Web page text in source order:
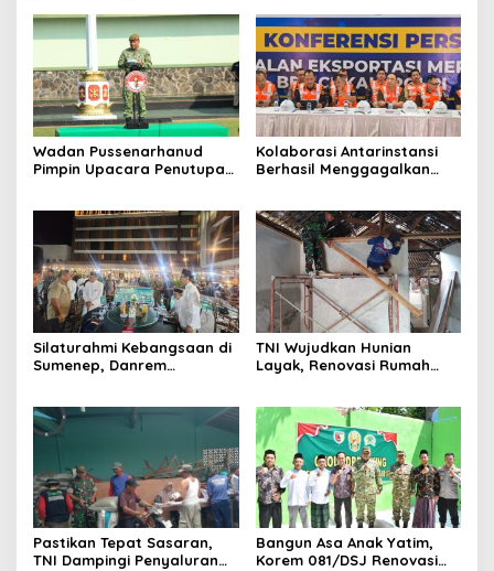
Wadan Pussenarhanud
Pimpin Upacara Penutupan
Pusdikarhanud
Kolaborasi Antarinstansi
Berhasil Menggagalkan
Silaturahmi Kebangsaan di
Sumenep, Danrem
Bangun Madura
TNI Wujudkan Hunian
Layak, Renovasi Rumah
Pastikan Tepat Sasaran,
TNI Dampingi Penyaluran
Bangun Asa Anak Yatim,
Korem 081/DSJ Renovasi